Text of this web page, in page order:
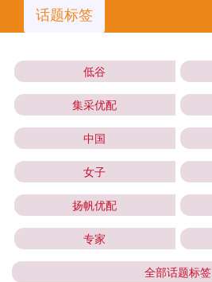
话题标签
低谷
集采优配
中国
女子
扬帆优配
专家
全部话题标签